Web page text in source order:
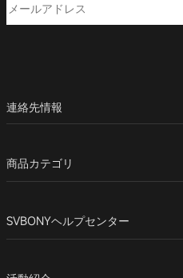
連絡先情報
商品カテゴリ
SVBONYヘルプセンター